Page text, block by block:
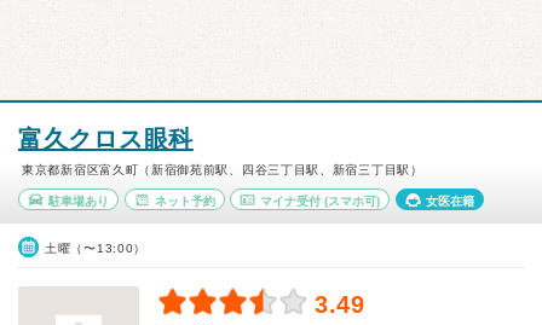
富久クロス眼科
東京都新宿区富久町（新宿御苑前駅、四谷三丁目駅、新宿三丁目駅）
駐車場あり ネット予約 マイナ受付 (スマホ可) 女医在籍
土曜（〜13:00）
3.49